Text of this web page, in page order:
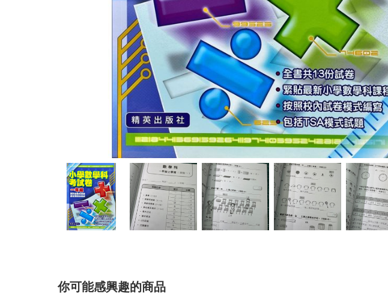
你可能感興趣的商品